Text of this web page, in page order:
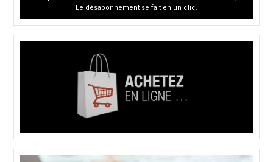
Le désabonnement se fait en un clic.